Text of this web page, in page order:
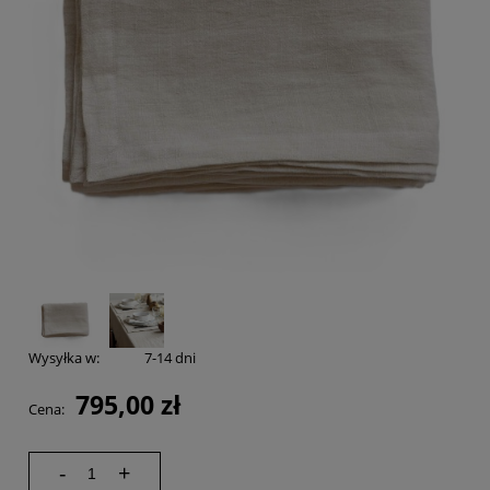
Wysyłka w: 7-14 dni
Cena: 795,00 zł
- +